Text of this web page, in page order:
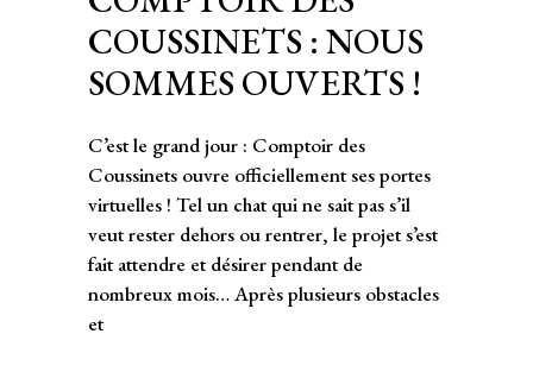
COUSSINETS : NOUS
SOMMES OUVERTS !
C’est le grand jour : Comptoir des
Coussinets ouvre officiellement ses portes
virtuelles ! Tel un chat qui ne sait pas s’il
veut rester dehors ou rentrer, le projet s’est
fait attendre et désirer pendant de
nombreux mois… Après plusieurs obstacles
et